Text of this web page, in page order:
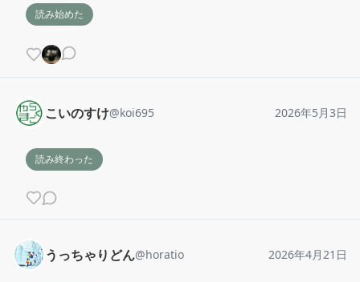
読み始めた
こいのすけ@koi695 2026年5月3日
読み終わった
うっちゃりどん@horatio 2026年4月21日